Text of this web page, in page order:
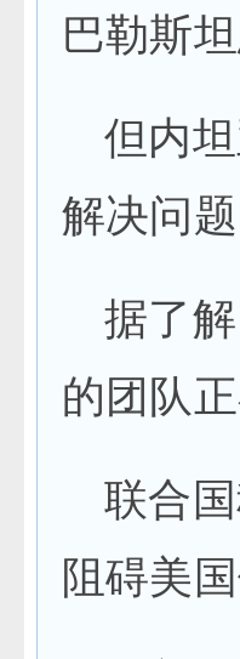
巴勒斯
但内
解决问题
据了
的团队
联合
阻碍美